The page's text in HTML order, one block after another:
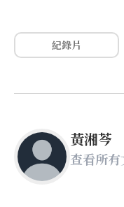
紀錄片
黃湘芩
查看所有